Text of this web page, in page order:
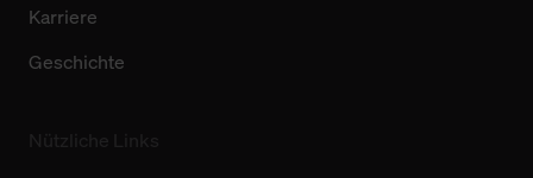
Karriere
Geschichte